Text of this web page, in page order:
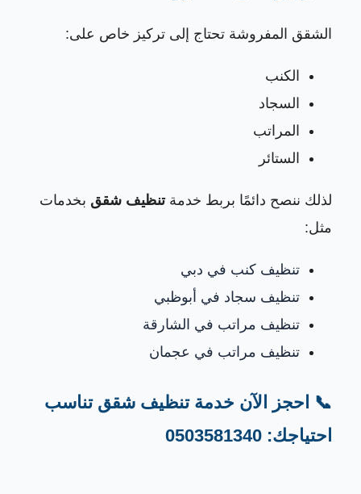
الشقق المفروشة تحتاج إلى تركيز خاص على:
الكنب
السجاد
المراتب
الستائر
لذلك ننصح دائمًا بربط خدمةتنظيف شقق بخدمات
مثل:
تنظيف كنب في دبي
تنظيف سجاد في أبوظبي
تنظيف مراتب في الشارقة
تنظيف مراتب في عجمان
📞 احجز الآن خدمة تنظيف شقق تناسب
احتياجك: 0503581340